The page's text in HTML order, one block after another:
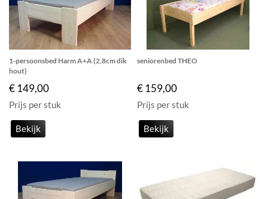
1-persoonsbed Harm A+A (2,8cm dik
hout)
€ 149,00
Prijs per stuk
Bekijk
seniorenbed THEO
€ 159,00
Prijs per stuk
Bekijk